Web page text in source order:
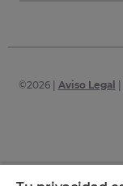
©2026| Aviso Legal